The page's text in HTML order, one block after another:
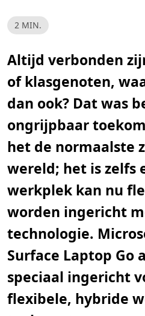
L
e
i
d
,
m
n
.
2 MIN.
Altijd verbonden
of klasgenoten,
dan ook? Dat was
ongrijpbaar
het de normaalste
wereld; het is zelfs
werkplek kan nu
worden ingericht
technologie.
Surface Laptop Go
speciaal ingericht
flexibele, hybride